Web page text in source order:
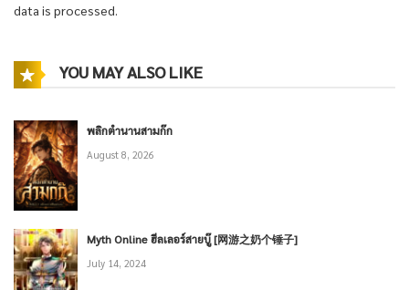
data is processed.
YOU MAY ALSO LIKE
พลิกตำนานสามก๊ก
August 8, 2026
Myth Online ฮีลเลอร์สายบู๊ [网游之奶个锤子]
July 14, 2024